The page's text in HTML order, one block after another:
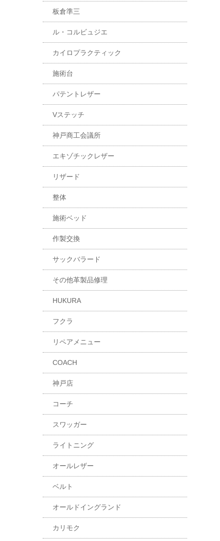
板倉準三
ル・コルビュジエ
カイロプラクティック
施術台
パテントレザー
Vステッチ
神戸商工会議所
エキゾチックレザー
リザード
整体
施術ベッド
作製交換
サックバラード
その他革製品修理
HUKURA
フクラ
リペアメニュー
COACH
神戸店
コーチ
スワッガー
ライトニング
オールレザー
ベルト
オールドイングランド
カリモク